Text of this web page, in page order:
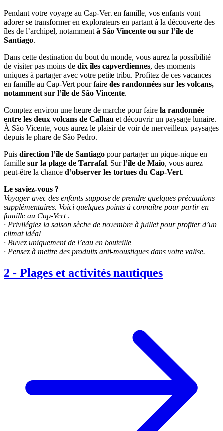
Pendant votre voyage au Cap-Vert en famille, vos enfants vont
adorer se transformer en explorateurs en partant à la découverte des
îles de l’archipel, notamment à São Vincente ou sur l’île de
Santiago.
Dans cette destination du bout du monde, vous aurez la possibilité
de visiter pas moins de dix îles capverdiennes, des moments
uniques à partager avec votre petite tribu. Profitez de ces vacances
en famille au Cap-Vert pour faire des randonnées sur les volcans,
notamment sur l’île de São Vincente.
Comptez environ une heure de marche pour faire la randonnée
entre les deux volcans de Calhau et découvrir un paysage lunaire.
À São Vicente, vous aurez le plaisir de voir de merveilleux paysages
depuis le phare de São Pedro.
Puis direction l’île de Santiago pour partager un pique-nique en
famille sur la plage de Tarrafal. Surl’île de Maio, vous aurez
peut-être la chance d’observer les tortues du Cap-Vert.
Le saviez-vous ?
Voyager avec des enfants suppose de prendre quelques précautions
supplémentaires. Voici quelques points à connaître pour partir en
famille au Cap-Vert :
· Privilégiez la saison sèche de novembre à juillet pour profiter d’un
climat idéal
· Buvez uniquement de l’eau en bouteille
· Pensez à mettre des produits anti-moustiques dans votre valise.
2 - Plages et activités nautiques